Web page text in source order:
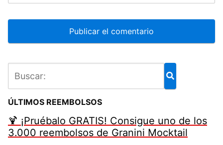
ÚLTIMOS REEMBOLSOS
🍹 ¡Pruébalo GRATIS! Consigue uno de los
3.000 reembolsos de Granini Mocktail